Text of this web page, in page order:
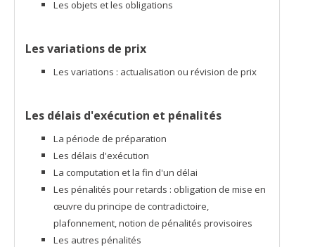
Les objets et les obligations
Les variations de prix
Les variations : actualisation ou révision de prix
Les délais d'exécution et pénalités
La période de préparation
Les délais d'exécution
La computation et la fin d'un délai
Les pénalités pour retards : obligation de mise en
œuvre du principe de contradictoire,
plafonnement, notion de pénalités provisoires
Les autres pénalités